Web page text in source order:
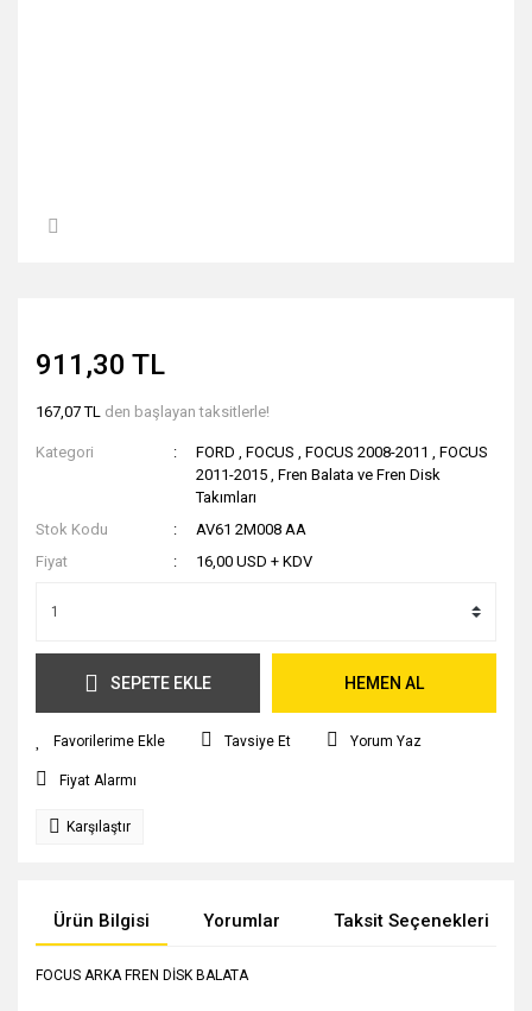
911,30 TL
167,07 TL den başlayan taksitlerle!
Kategori FORD ,FOCUS ,FOCUS 2008-2011 ,FOCUS
2011-2015 ,Fren Balata ve Fren Disk
Takımları
Stok Kodu
AV61 2M008 AA
Fiyat
16,00 USD + KDV
SEPETE EKLE HEMEN AL
Tavsiye Et Yorum Yaz
Fiyat Alarmı
Karşılaştır
Ürün Bilgisi Yorumlar Taksit Seçenekleri
FOCUS ARKA FREN DİSK BALATA